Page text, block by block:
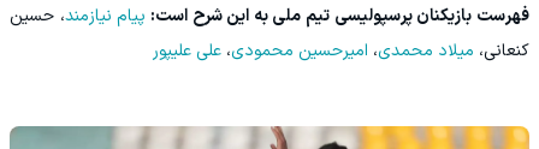
فهرست بازیکنان پرسپولیسی تیم ملی به این شرح است: پیام نیازمند، حسین
کنعانی، میلاد محمدی، امیرحسین محمودی، علی علیپور